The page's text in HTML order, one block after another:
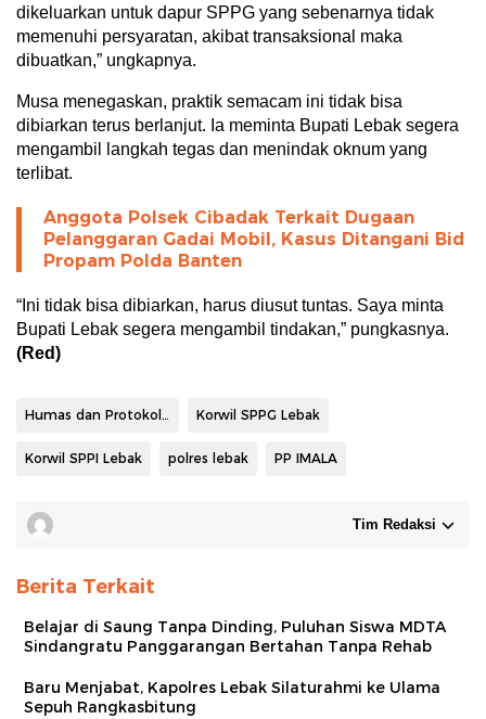
dikeluarkan untuk dapur SPPG yang sebenarnya tidak
memenuhi persyaratan, akibat transaksional maka
dibuatkan,” ungkapnya.
Musa menegaskan, praktik semacam ini tidak bisa
dibiarkan terus berlanjut. Ia meminta Bupati Lebak segera
mengambil langkah tegas dan menindak oknum yang
terlibat.
Anggota Polsek Cibadak Terkait Dugaan
Pelanggaran Gadai Mobil, Kasus Ditangani Bid
Propam Polda Banten
“Ini tidak bisa dibiarkan, harus diusut tuntas. Saya minta
Bupati Lebak segera mengambil tindakan,” pungkasnya.
(Red)
Humas dan Protokoler Pemkab Lebak Korwil SPPG Lebak
Korwil SPPI Lebak polres lebak PP IMALA
Tim Redaksi
Berita Terkait
Belajar di Saung Tanpa Dinding, Puluhan Siswa MDTA
Sindangratu Panggarangan Bertahan Tanpa Rehab
Baru Menjabat, Kapolres Lebak Silaturahmi ke Ulama
Sepuh Rangkasbitung